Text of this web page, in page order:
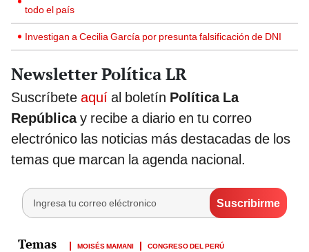
todo el país
Investigan a Cecilia García por presunta falsificación de DNI
Newsletter Política LR
Suscríbete aquí al boletín Política La
Repúblicay recibe a diario en tu correo
electrónico las noticias más destacadas de los
temas que marcan la agenda nacional.
MOISÉS MAMANI
CONGRESO DEL PERÚ